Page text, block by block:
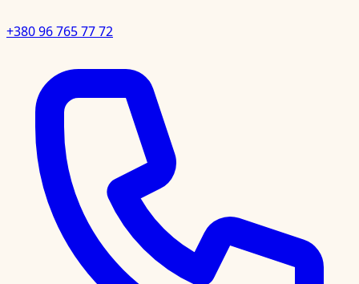
+380 96 765 77 72